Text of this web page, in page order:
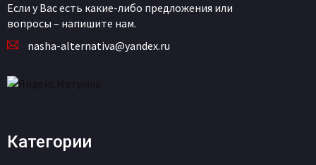
Если у Вас есть какие-либо предложения или
вопросы – напишите нам.
nasha-alternativa@yandex.ru
Категории